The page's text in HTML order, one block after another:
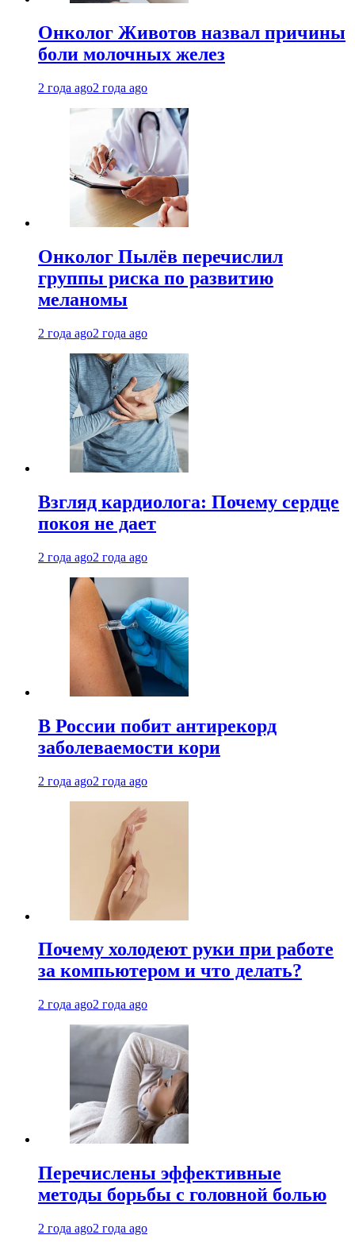
Онколог Животов назвал причины
боли молочных желез
2 года ago2 года ago
Онколог Пылёв перечислил
группы риска по развитию
меланомы
2 года ago2 года ago
Взгляд кардиолога: Почему сердце
покоя не дает
2 года ago2 года ago
В России побит антирекорд
заболеваемости кори
2 года ago2 года ago
Почему холодеют руки при работе
за компьютером и что делать?
2 года ago2 года ago
Перечислены эффективные
методы борьбы с головной болью
2 года ago2 года ago